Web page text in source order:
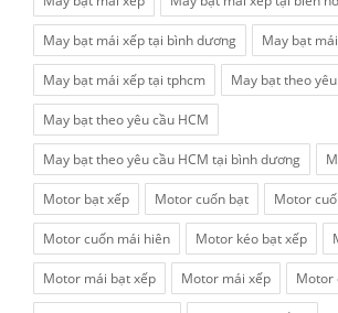
May bạt mái xếp tại bình dương May bạt
May bạt mái xếp tại tphcm May bạt theo
May bạt theo yêu cầu HCM
May bạt theo yêu cầu HCM tại bình dương
Motor bạt xếp Motor cuốn bạt Motor
Motor cuốn mái hiên Motor kéo bạt xếp
Motor mái bạt xếp Motor mái xếp Motor